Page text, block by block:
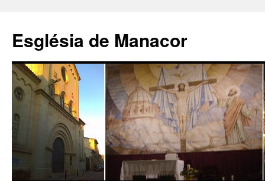
contenido
Església de Manacor